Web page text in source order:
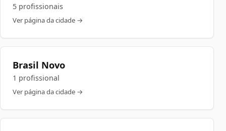
5 profissionais
Ver página da cidade →
Brasil Novo
1 profissional
Ver página da cidade →